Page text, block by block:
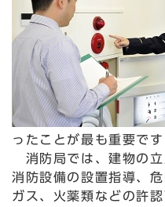
ったことが最も重要です
消防局では、建物の立
消防設備の設置指導、
ガス、火薬類などの許